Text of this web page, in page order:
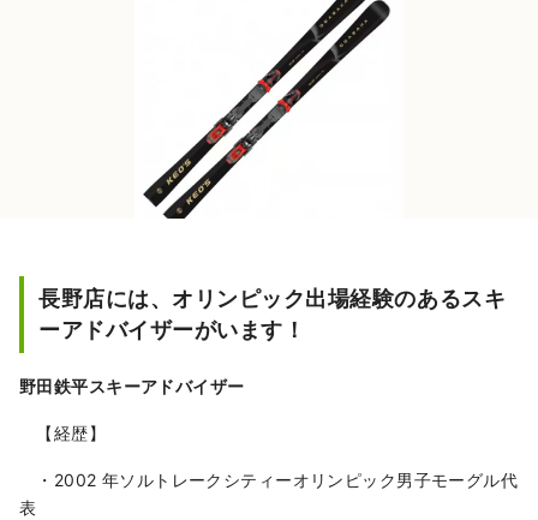
長野店には、オリンピック出場経験のあるスキ
ーアドバイザーがいます！
野田鉄平スキーアドバイザー
【経歴】
・2002 年ソルトレークシティーオリンピック男子モーグル代
表